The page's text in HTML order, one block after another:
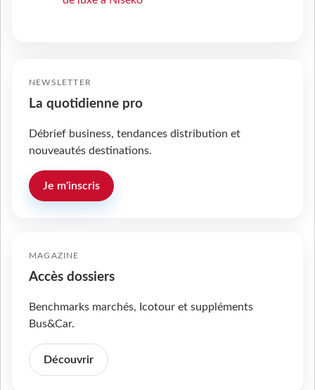
NEWSLETTER
La quotidienne pro
Débrief business, tendances distribution et
nouveautés destinations.
Je m'inscris
MAGAZINE
Accès dossiers
Benchmarks marchés, Icotour et suppléments
Bus&Car.
Découvrir